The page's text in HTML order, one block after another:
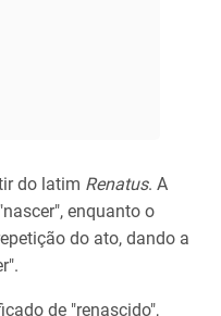
do latim Renatus. A
enquanto o
do ato, dando a
de "renascido",